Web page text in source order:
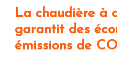
La chaudière à condensation
garantit des
émissions de